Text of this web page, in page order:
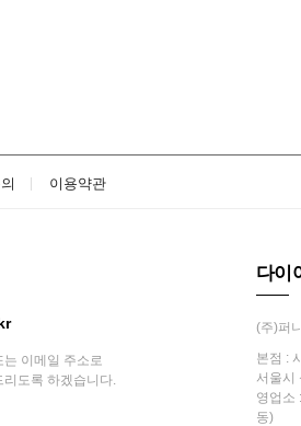
이용약관
이메일 주소로
도록 하겠습니다.
다이
(주)퍼
본점 :
서울시
영업소
동)